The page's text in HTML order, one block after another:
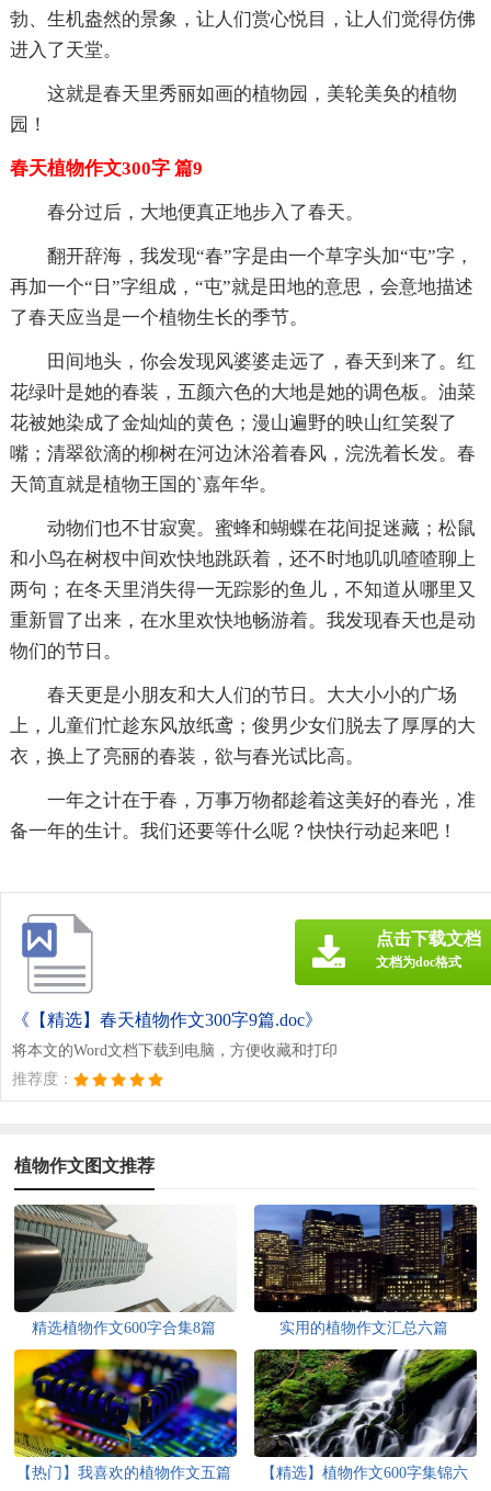
勃、生机盎然的景象，让人们赏心悦目，让人们觉得仿佛
进入了天堂。
这就是春天里秀丽如画的植物园，美轮美奂的植物
园！
春天植物作文300字 篇9
春分过后，大地便真正地步入了春天。
翻开辞海，我发现“春”字是由一个草字头加“屯”字，
再加一个“日”字组成，“屯”就是田地的意思，会意地描述
了春天应当是一个植物生长的季节。
田间地头，你会发现风婆婆走远了，春天到来了。红
花绿叶是她的春装，五颜六色的大地是她的调色板。油菜
花被她染成了金灿灿的黄色；漫山遍野的映山红笑裂了
嘴；清翠欲滴的柳树在河边沐浴着春风，浣洗着长发。春
天简直就是植物王国的`嘉年华。
动物们也不甘寂寞。蜜蜂和蝴蝶在花间捉迷藏；松鼠
和小鸟在树杈中间欢快地跳跃着，还不时地叽叽喳喳聊上
两句；在冬天里消失得一无踪影的鱼儿，不知道从哪里又
重新冒了出来，在水里欢快地畅游着。我发现春天也是动
物们的节日。
春天更是小朋友和大人们的节日。大大小小的广场
上，儿童们忙趁东风放纸鸢；俊男少女们脱去了厚厚的大
衣，换上了亮丽的春装，欲与春光试比高。
一年之计在于春，万事万物都趁着这美好的春光，准
备一年的生计。我们还要等什么呢？快快行动起来吧！
《【精选】春天植物作文300字9篇.doc》
将本文的Word文档下载到电脑，方便收藏和打印
推荐度：
点击下载文档
文档为doc格式
植物作文图文推荐
精选植物作文600字合集8篇 实用的植物作文汇总六篇
【热门】我喜欢的植物作文五篇 【精选】植物作文600字集锦六